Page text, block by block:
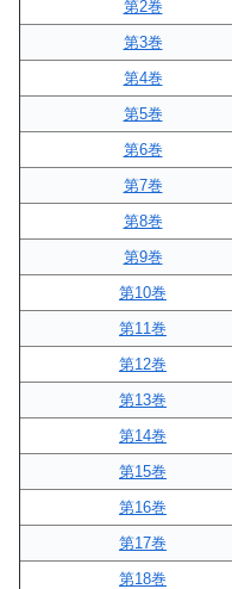
第2巻
第3巻
第4巻
第5巻
第6巻
第7巻
第8巻
第9巻
第10巻
第11巻
第12巻
第13巻
第14巻
第15巻
第16巻
第17巻
第18巻